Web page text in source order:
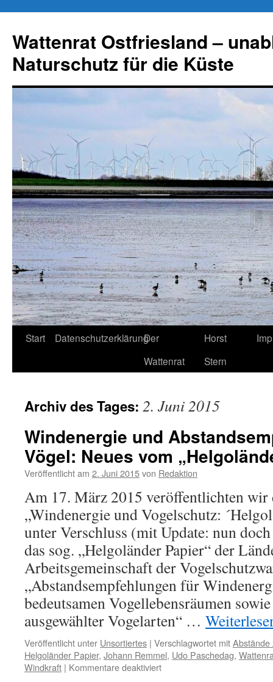
springen
Wattenrat Ostfriesland –
Naturschutz für die Küste
Start DatenschutzerklärungDer
Wattenrat
Horst
Stern
Archiv des Tages: 2. Juni 2015
Windenergie und
Vögel: Neues vom
Veröffentlicht am 2. Juni 2015von Redaktion
Am 17. März 2015 veröffentlichten wir
„Windenergie und Vogelschutz:
unter Verschluss (mit Update: nun
das sog. „Helgoländer Papier“ der
Arbeitsgemeinschaft der
„Abstandsempfehlungen für
bedeutsamen Vogellebensräumen
ausgewählter Vogelarten“ …
Veröffentlicht unter Unsortiertes | Verschlagwortet mitAbstände
Helgoländer Papier, Johann Remmel, Udo Paschedag,
Windkraft | Kommentare deaktiviertfür